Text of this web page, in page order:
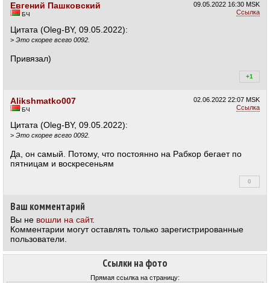
Ссылки на фото
Прямая ссылка на страницу:
09.05.2022 16:30 MSK
Ссылка
Евгений Пашковский
БЧ
Цитата (Oleg-BY, 09.05.2022):
> Это скорее всего 0092.
Привязал)
+1
02.06.2022 22:07 MSK
Ссылка
Alikshmatko007
БЧ
Цитата (Oleg-BY, 09.05.2022):
> Это скорее всего 0092.
Да, он самый. Потому, что постоянно на Рабкор бегает по
пятницам и воскресеньям
0
Ваш комментарий
Вы не вошли на сайт.
Комментарии могут оставлять только зарегистрированные
пользователи.